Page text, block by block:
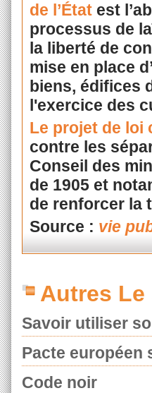
de l’Étatest
processus de
la liberté de
mise en place
biens, édifices
l'exercice des
Le projet de loi
contre les
Conseil des
de 1905 et
de renforcer la
Source : vie
Autres Le
Savoir utiliser
Pacte européen
Code noir